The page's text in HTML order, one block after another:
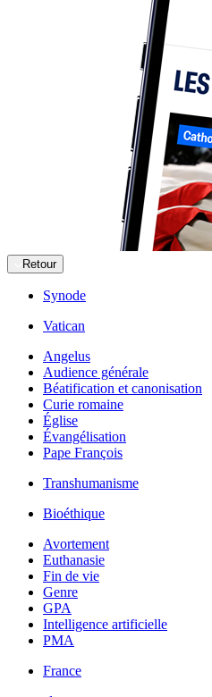
Retour
Synode
Vatican
Angelus
Audience générale
Béatification et canonisation
Curie romaine
Église
Évangélisation
Pape François
Transhumanisme
Bioéthique
Avortement
Euthanasie
Fin de vie
Genre
GPA
Intelligence artificielle
PMA
France